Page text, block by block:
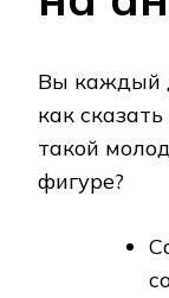
Вы каждый
как
такой
фигуре?